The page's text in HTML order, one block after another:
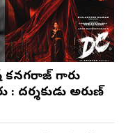
కనగరాజ్ గారు
: దర్శకుడు అరుణ్